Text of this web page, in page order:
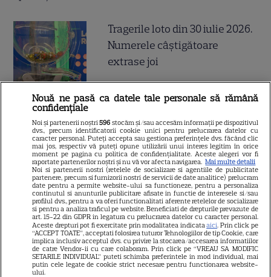
Tragerile loto din 30 iulie 2026.
Numerele câştigătoare
extrase joi
De ce să nu arunci semințele
de la pepenele roșu – ce
beneficii au
Ghidul udării corecte pe timp
de caniculă: când, cât şi cum
udăm plantele
Nouă ne pasă ca datele tale personale să rămână
confidențiale
Noi și partenerii noștri596 stocăm și/sau accesăm informații pe dispozitivul
dvs., precum identificatorii cookie unici pentru prelucrarea datelor cu
caracter personal. Puteți accepta sau gestiona preferințele dvs. făcând clic
mai jos, respectiv vă puteți opune utilizării unui interes legitim în orice
moment pe pagina cu politica de confidențialitate. Aceste alegeri vor fi
raportate partenerilor noștri și nu vă vor afecta navigarea. Mai multe detalii
Noi si partenerii nostri (retelele de socializare si agentiile de publicitate
partenere, precum si furnizorii nostri de servicii de date analitice) prelucram
date pentru a permite website-ului sa functioneze, pentru a personaliza
continutul si anunturile publicitare afisate in functie de interesele si/sau
profilul dvs., pentru a va oferi functionalitati aferente retelelor de socializare
si pentru a analiza traficul pe website. Beneficiati de drepturile prevazute de
art. 15-22 din GDPR in legatura cu prelucrarea datelor cu caracter personal.
Aceste drepturi pot fi exercitate prin modalitatea indicataaici. Prin click pe
“ACCEPT TOATE”, acceptati folosirea tuturor Tehnologiilor de tip Cookie, care
implica inclusiv acceptul dvs. cu privire la stocarea/accesarea informatiilor
de catre Vendor-ii cu care colaboram. Prin click pe “VREAU SA MODIFIC
SETARILE INDIVIDUAL” puteti schimba preferintele in mod individual, mai
putin cele legate de cookie strict necesare pentru functionarea website-
ului.